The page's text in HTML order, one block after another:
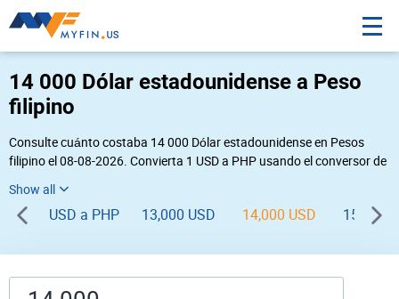
14 000 Dólar estadounidense a Peso
filipino
Consulte cuánto costaba 14 000 Dólar estadounidense en Pesos
filipino el 08-08-2026. Convierta 1 USD a PHP usando el conversor de
«PHP USD
USD a PHP 13,000 USD 14,000 USD 15,000